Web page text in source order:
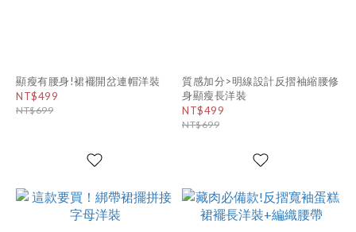
顯瘦有腰身!裙襬開岔連帽洋裝
NT$499
NT$699
質感加分>明線設計反摺袖縮腰修
身顯瘦長洋裝
NT$499
NT$699